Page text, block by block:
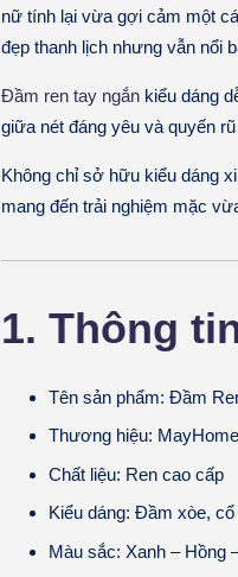
nữ tính lại vừa gợi cảm một
đẹp thanh lịch nhưng vẫn nổi
Đầm ren tay ngắn kiểu dáng
giữa nét đáng yêu và quyến rũ
Không chỉ sở hữu kiểu dáng
mang đến trải nghiệm mặc
1. Thông
Tên sản phẩm: Đầm
Thương hiệu:
Chất liệu: Ren cao cấp
Kiểu dáng: Đầm xòe, cổ
Màu sắc: Xanh – Hồng